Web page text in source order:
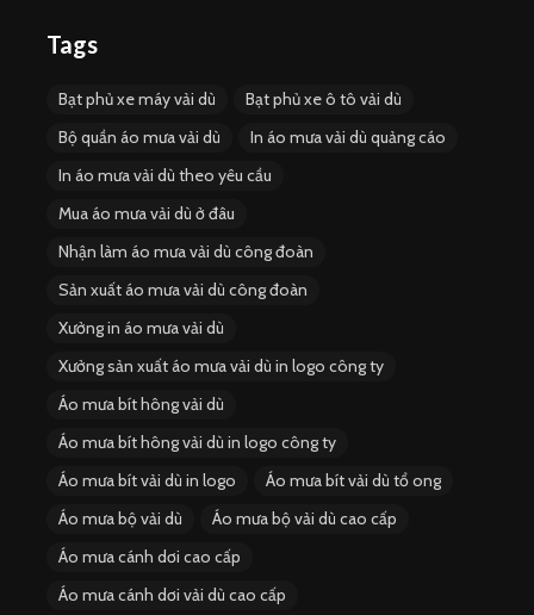
Tags
Bạt phủ xe máy vải dù
Bạt phủ xe ô tô vải dù
Bộ quần áo mưa vải dù
In áo mưa vải dù quảng cáo
In áo mưa vải dù theo yêu cầu
Mua áo mưa vải dù ở đâu
Nhận làm áo mưa vải dù công đoàn
Sản xuất áo mưa vải dù công đoàn
Xưởng in áo mưa vải dù
Xưởng sản xuất áo mưa vải dù in logo công ty
Áo mưa bít hông vải dù
Áo mưa bít hông vải dù in logo công ty
Áo mưa bít vải dù in logo
Áo mưa bít vải dù tổ ong
Áo mưa bộ vải dù
Áo mưa bộ vải dù cao cấp
Áo mưa cánh dơi cao cấp
Áo mưa cánh dơi vải dù cao cấp